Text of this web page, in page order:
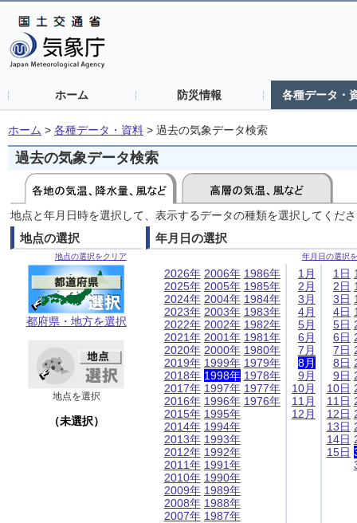
ホーム 防災情報 各種データ・
ホーム > 各種データ・資料 > 過去の気象データ検索
過去の気象データ検索
地点と年月日時を選択して、表示するデータの種類を選択してくだ
地点の選択
地点の選択をクリア
都府県・地方を選択
地点を選択
（未選択）
年月日の選択
年月日の選択
2026年
2025年
2024年
2023年
2022年
2021年
2020年
2019年
2018年
2017年
2016年
2015年
2014年
2013年
2012年
2011年
2010年
2009年
2008年
2007年
2006年
2005年
2004年
2003年
2002年
2001年
2000年
1999年
1998年
1997年
1996年
1995年
1994年
1993年
1992年
1991年
1990年
1989年
1988年
1987年
1986年
1985年
1984年
1983年
1982年
1981年
1980年
1979年
1978年
1977年
1976年
1月
2月
3月
4月
5月
6月
7月
8月
9月
10月
11月
12月
1日
2日
3日
4日
5日
6日
7日
8日
9日
10日
11日
12日
13日
14日
15日